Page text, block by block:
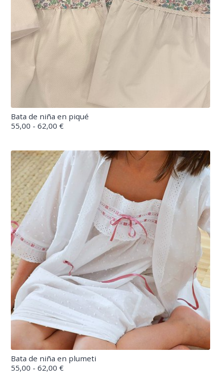
Bata de niña en piqué
55,00 - 62,00 €
Bata de niña en plumeti
55,00 - 62,00 €